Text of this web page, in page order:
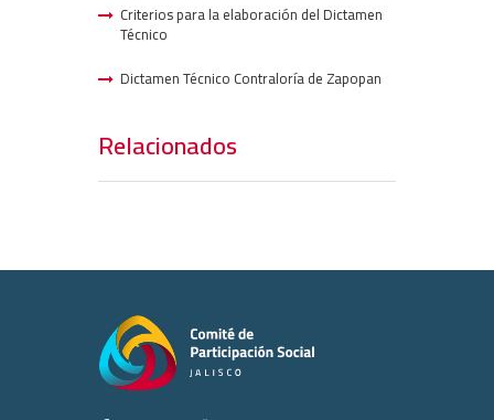
Criterios para la elaboración del Dictamen
Técnico
Dictamen Técnico Contraloría de Zapopan
Relacionados